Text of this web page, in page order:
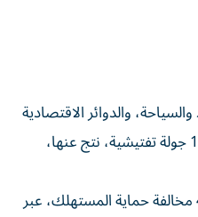
والسياحة، والدوائر الاقتصادية
في كل إمارات الدولة، بـ155218 جولة تفتيشية، نتج عنها،
وتوزعت المخالفات على: 4108 مخالفة حماية المستهلك، عبر